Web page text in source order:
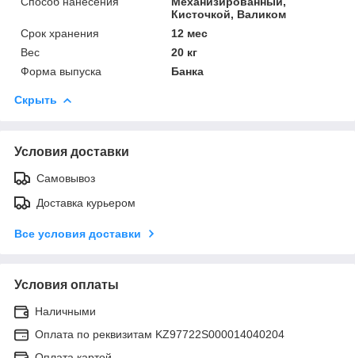
Кисточкой, Валиком
Срок хранения
12 мес
Вес
20 кг
Форма выпуска
Банка
Скрыть
Условия доставки
Самовывоз
Доставка курьером
Все условия доставки
Условия оплаты
Наличными
Оплата по реквизитам KZ97722S000014040204